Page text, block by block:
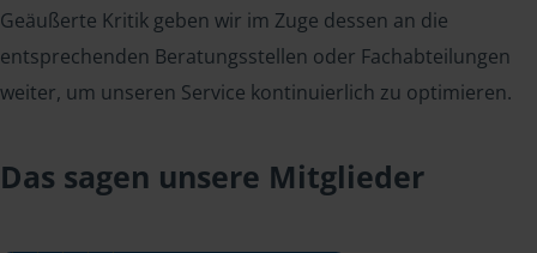
Geäußerte Kritik geben wir im Zuge dessen an die
entsprechenden Beratungsstellen oder Fachabteilungen
weiter, um unseren Service kontinuierlich zu optimieren.
Das sagen unsere Mitglieder